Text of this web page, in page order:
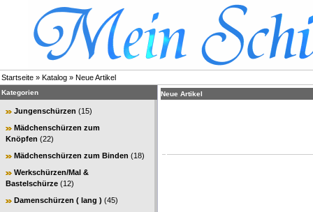
Startseite » Katalog » Neue Artikel
Kategorien
Jungenschürzen (15)
Mädchenschürzen zum
Knöpfen (22)
Mädchenschürzen zum Binden (18)
Werkschürzen/Mal &
Bastelschürze (12)
Damenschürzen ( lang ) (45)
Neue Artikel